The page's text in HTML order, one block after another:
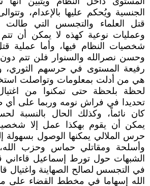
الجنسية ويُحكم عليها بالإعدام،
قتل العلماء والتجسس التي طالت
وعمليات نوعية كهذه لا يمكن أن
شخصيات النظام فيها، وأما عملية
وحسن نصرالله والسنوار فلن تتم
رفيعة المستوى في حرسهم الثوري،
هي من أدلت بمعلومات وتواصلت
لحظة بلحظة حتى تمكنوا من
تحديدا في فراش نومه وربما على
كان نائماً، وكذلك الحال بالنسبة
يمكن أن يقوم بهكذا عمل إلا
حرس الملالي يمكنها الوصول بسهولة
وأسلحة ومقاتلي حماس وحزب
الشبهات حول تورط إسماعيل قاءاني
في التجسس لصالح الصهاينة
الله إسهاما في مخطط القضاء على